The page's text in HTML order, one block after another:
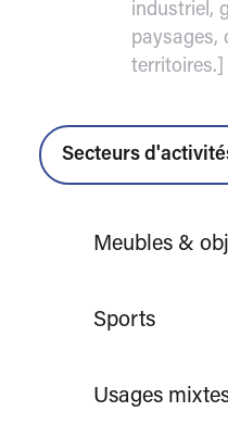
industriel,
paysages,
territoires.]
Secteurs
Meubles &
Sports
Usages